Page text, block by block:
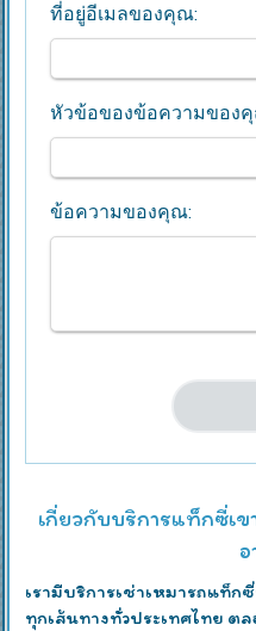
ที่อยู่อีเมลของคุณ:
หัวข้อของข้อความของ
ข้อความของคุณ:
เกี่ยวกับบริการแท็กซี่เ
เรามีบริการเช่าเหมารถแท็
ทุกเส้นทางทั่วประเทศไทย ต